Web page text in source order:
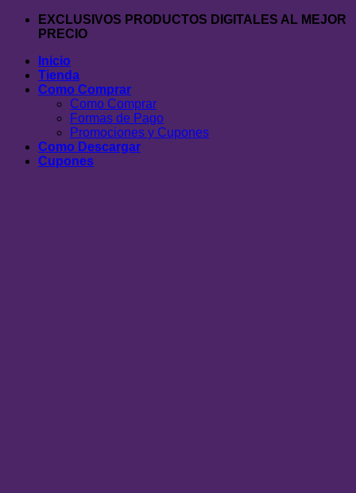
Saltar
EXCLUSIVOS PRODUCTOS DIGITALES AL MEJOR
PRECIO
Inicio
Tienda
Como Comprar
Como Comprar
Formas de Pago
Promociones y Cupones
Como Descargar
Cupones